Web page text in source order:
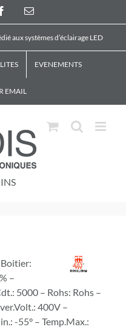
FacebookEmail
aux systèmes d’éclairage LED
EVENEMENTS
EMAIL
–
5000 – Rohs: Rohs –
400V –
-55° – Temp.Max.: